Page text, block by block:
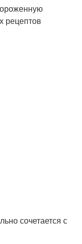
сочетается с